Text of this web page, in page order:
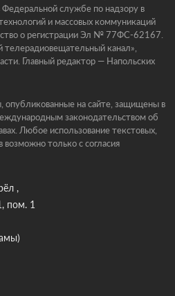
Федеральной службе по надзору в
и массовых коммуникаций
о регистрации Эл № 77ФС-62167.
канал»,
Главный редактор — Напольских
опубликованные на сайте, защищены в
законодательством об
Любое использование текстовых,
только с согласия
,
пом. 1